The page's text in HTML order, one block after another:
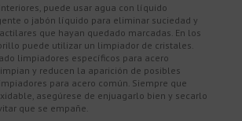
puede usar agua con líquido
o jabón líquido para eliminar suciedad y
que hayan quedado marcadas. En los
puede utilizar un limpiador de cristales.
limpiadores específicos para acero
y reducen la aparición de posibles
para acero común. Siempre que
asegúrese de enjuagarlo bien y secarlo
que se empañe.